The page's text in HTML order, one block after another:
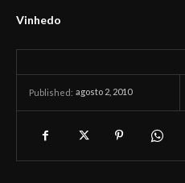
Vinhedo
Published: agosto 2, 2010